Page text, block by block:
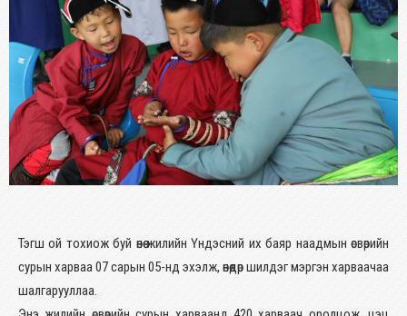
Тэгш ой тохиож буй өнөө жилийн Үндэсний их баяр наадмын өсвөрийн
сурын харваа 07 сарын 05-нд эхэлж, өнөөдөр шилдэг мэргэн харваачаа
шалгарууллаа.